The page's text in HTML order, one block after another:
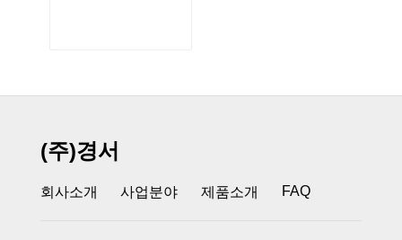
(주)경서
회사소개 사업분야 제품소개 FAQ